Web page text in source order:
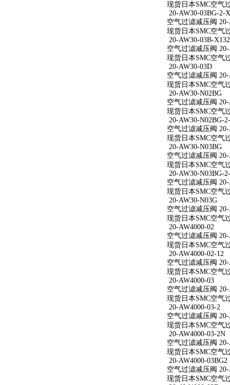
现货日本SMC空气
20-AW30-03BG-2-
空气过滤减压阀
现货日本SMC空气
20-AW30-03B-X132
空气过滤减压阀
现货日本SMC空气
20-AW30-03D
空气过滤减压阀
现货日本SMC空气
20-AW30-N02BG
空气过滤减压阀
现货日本SMC空气
20-AW30-N02BG-
空气过滤减压阀
现货日本SMC空气
20-AW30-N03BG
空气过滤减压阀
现货日本SMC空气
20-AW30-N03BG-
空气过滤减压阀
现货日本SMC空气
20-AW30-N03G
空气过滤减压阀
现货日本SMC空气
20-AW4000-02
空气过滤减压阀 20-
现货日本SMC空气
20-AW4000-02-12
空气过滤减压阀 20-
现货日本SMC空气
20-AW4000-03
空气过滤减压阀 20-
现货日本SMC空气
20-AW4000-03-2
空气过滤减压阀 20-
现货日本SMC空气
20-AW4000-03-2N
空气过滤减压阀
现货日本SMC空气
20-AW4000-03BG2
空气过滤减压阀 20-
现货日本SMC空气